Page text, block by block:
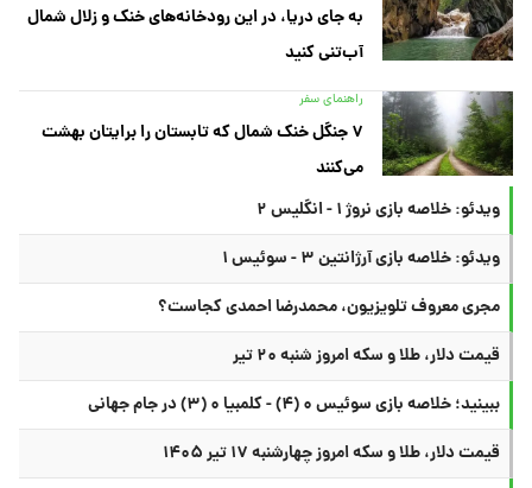
به جای دریا، در این رودخانه‌های خنک و زلال شمال
آب‌تنی کنید
راهنمای سفر
۷ جنگل خنک شمال که تابستان را برایتان بهشت
می‌کنند
ویدئو: خلاصه بازی نروژ ۱ - انگلیس ۲
ویدئو: خلاصه بازی آرژانتین ۳ - سوئیس ۱
مجری معروف تلویزیون، محمدرضا احمدی کجاست؟
قیمت دلار، طلا و سکه امروز شنبه ۲۰ تیر
ببینید؛ خلاصه بازی سوئیس ۰ (۴) - کلمبیا ۰ (۳) در جام جهانی
قیمت دلار، طلا و سکه امروز چهارشنبه ۱۷ تیر ۱۴۰۵